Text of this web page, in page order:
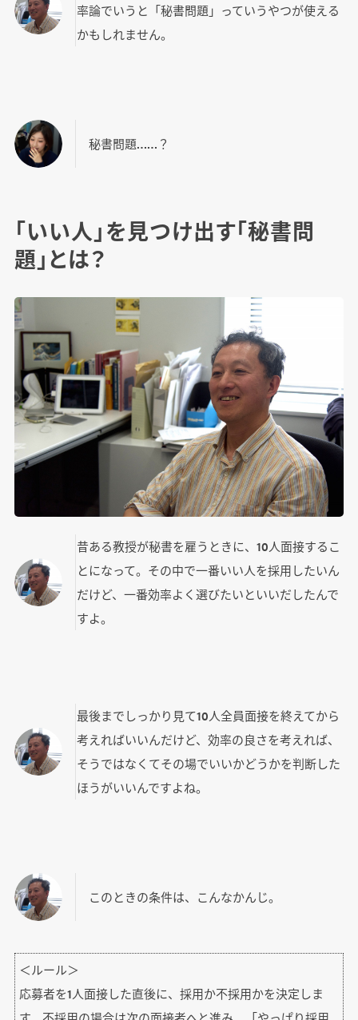
率論でいうと「秘書問題」っていうやつが使える
かもしれません。
秘書問題……？
「いい人」を見つけ出す「秘書問
題」とは？
昔ある教授が秘書を雇うときに、10人面接するこ
とになって。その中で一番いい人を採用したいん
だけど、一番効率よく選びたいといいだしたんで
すよ。
最後までしっかり見て10人全員面接を終えてから
考えればいいんだけど、効率の良さを考えれば、
そうではなくてその場でいいかどうかを判断した
ほうがいいんですよね。
このときの条件は、こんなかんじ。
＜ルール＞
応募者を1人面接した直後に、採用か不採用かを決定しま